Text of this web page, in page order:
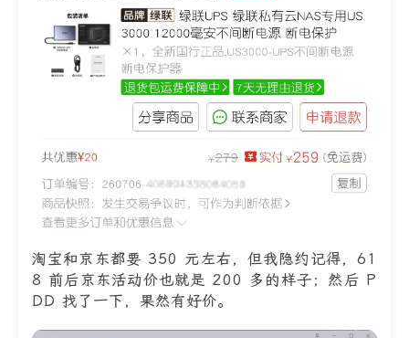
淘宝和京东都要 350 元左右，但我隐约记得，61
8 前后京东活动价也就是 200 多的样子；然后 P
DD 找了一下，果然有好价。